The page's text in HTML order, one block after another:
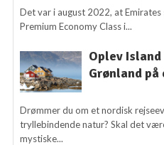
Det var i august 2022, at Emirates
Premium Economy Class i...
Oplev Island
Grønland
Drømmer du om et nordisk
tryllebindende natur? Skal det
mystiske...